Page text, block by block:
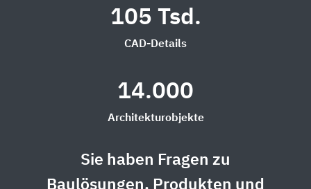
105 Tsd.
CAD-Details
14.000
Architekturobjekte
Sie haben Fragen zu
Baulösungen, Produkten und